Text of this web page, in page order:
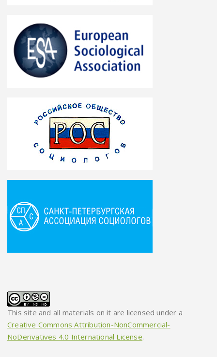
This site and all materials on it are licensed under a
Creative Commons Attribution-NonCommercial-
NoDerivatives 4.0 International License.